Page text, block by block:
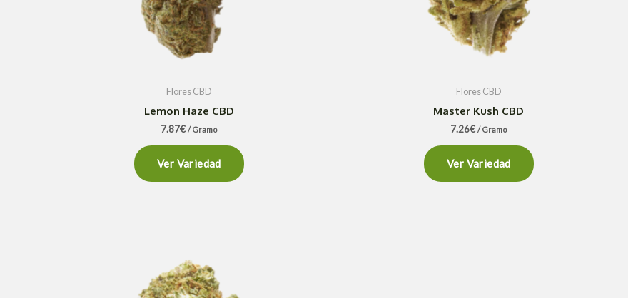
Flores CBD
Lemon Haze CBD
7.87€ / Gramo
Ver Variedad
Flores CBD
Master Kush CBD
7.26€ / Gramo
Ver Variedad